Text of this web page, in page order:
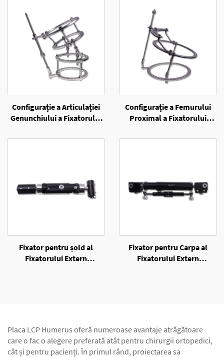
Configurație a Articulației
Genunchiului a Fixatorului
Configurație a Femurului
Proximal a Fixatorului
Fixator pentru șold al
Fixatorului Extern
Fixator pentru Carpa al
Fixatorului Extern
Placa LCP Humerus oferă numeroase avantaje atrăgătoare
care o fac o alegere preferată atât pentru chirurgii ortopedici,
cât și pentru pacienți. În primul rând, proiectarea sa